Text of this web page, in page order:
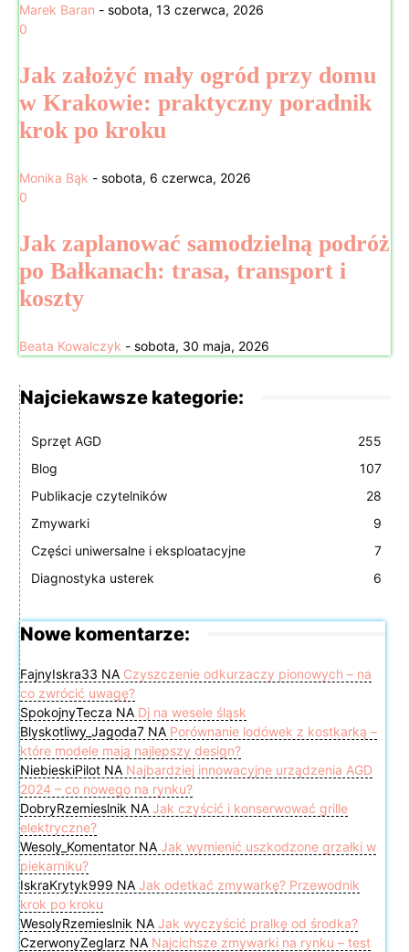
Marek Baran - sobota, 13 czerwca, 2026
0
Jak założyć mały ogród przy domu
w Krakowie: praktyczny poradnik
krok po kroku
Monika Bąk - sobota, 6 czerwca, 2026
0
Jak zaplanować samodzielną podróż
po Bałkanach: trasa, transport i
koszty
Beata Kowalczyk - sobota, 30 maja, 2026
Najciekawsze kategorie:
Sprzęt AGD
255
Blog
107
Publikacje czytelników
28
Zmywarki
9
Części uniwersalne i eksploatacyjne
7
Diagnostyka usterek
6
Nowe komentarze:
FajnyIskra33 NA Czyszczenie odkurzaczy pionowych – na
co zwrócić uwagę?
SpokojnyTecza NA Dj na wesele śląsk
Blyskotliwy_Jagoda7 NA Porównanie lodówek z kostkarką –
które modele mają najlepszy design?
NiebieskiPilot NA Najbardziej innowacyjne urządzenia AGD
2024 – co nowego na rynku?
DobryRzemieslnik NA Jak czyścić i konserwować grille
elektryczne?
Wesoly_Komentator NA Jak wymienić uszkodzone grzałki w
piekarniku?
IskraKrytyk999 NA Jak odetkać zmywarkę? Przewodnik
krok po kroku
WesolyRzemieslnik NA Jak wyczyścić pralkę od środka?
CzerwonyZeglarz NA Najcichsze zmywarki na rynku – test